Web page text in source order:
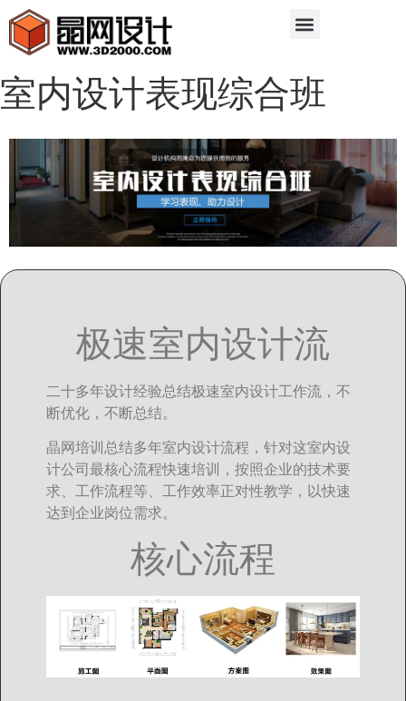
室内设计表现综合班
极速室内设计流
二十多年设计经验总结极速室内设计工作流，不
断优化，不断总结。
晶网培训总结多年室内设计流程，针对这室内设
计公司最核心流程快速培训，按照企业的技术要
求、工作流程等、工作效率正对性教学，以快速
达到企业岗位需求。
核心流程